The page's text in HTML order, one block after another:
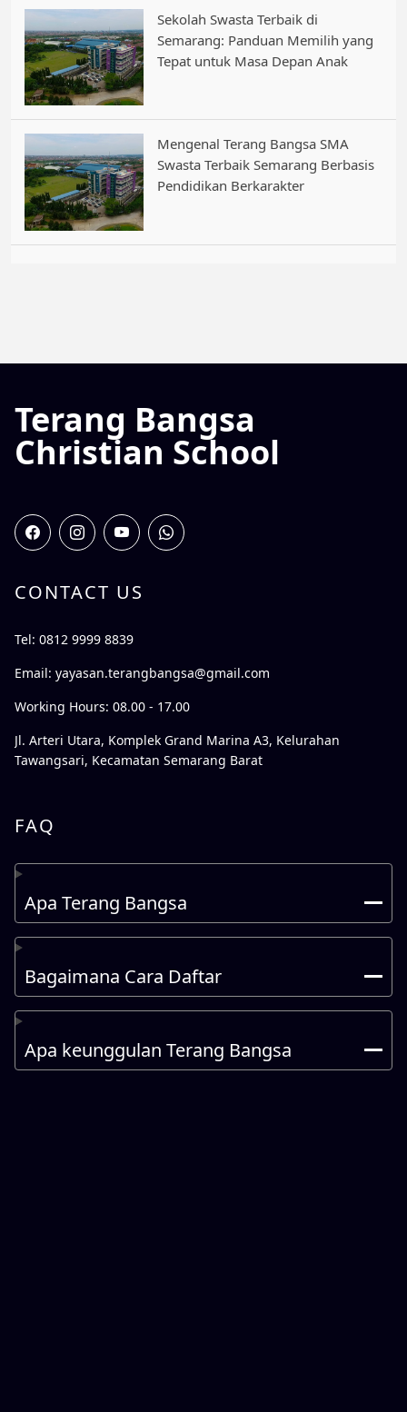
Sekolah Swasta Terbaik di
Semarang: Panduan Memilih yang
Tepat untuk Masa Depan Anak
Mengenal Terang Bangsa SMA
Swasta Terbaik Semarang Berbasis
Pendidikan Berkarakter
Terang Bangsa
Christian School
CONTACT US
Tel: 0812 9999 8839
Email: yayasan.terangbangsa@gmail.com
Working Hours: 08.00 - 17.00
Jl. Arteri Utara, Komplek Grand Marina A3, Kelurahan
Tawangsari, Kecamatan Semarang Barat
FAQ
Apa Terang Bangsa
Bagaimana Cara Daftar
Apa keunggulan Terang Bangsa